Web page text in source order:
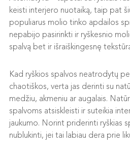
keisti interjero nuotaiką, taip pat
populiarus molio tinko apdailos
nepabijo pasirinkti ir ryškesnio
spalvą bet ir išraiškingesnę
Kad ryškios spalvos neatrodytų
chaotiškos, verta jas derinti su
medžiu, akmeniu ar augalais.
spalvoms atsiskleisti ir suteikia
jaukumo. Norint priderinti ryškias
nublukinti, jei tai labiau dera prie